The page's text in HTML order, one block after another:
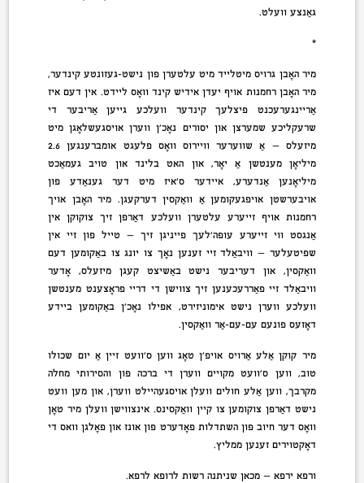
גאַנצע וועלט.
*
מיר האָבן גרויס מיטלייד מיט עלטערן פון נישט-געזונטע קינדער,
מיר האָבן רחמנות אויף יעדן אידיש קינד וואָס ליידט. אין דעם איז
אַריינגערעכנט פּיצלעך קינדער וועלכע גייען אַריבער די
שרעקליכע שמערצן און יסורים נאָכ’ן ווערן אויסגעשלאָגן מיט
מיזעלס — אַ שווערער וויירוס וואָס פלעגט אומברענגען 2.6
מיליאָן מענטשן אַ יאָר, און האט בלינד און טויב געמאַכט
מיליאָנען אַנדערע, איידער ס’איז מיט דער גענאַדע פון
אויבערשטן אויפגעקומען אַ וואַקסין דערקעגן. מיר האָבן אויך
רחמנות אויף זייערע עלטערן וועלכע דאַרפן זיך צוקוקן אין
אַנגסט ווי זייערע עופה’לעך פּייניגן זיך — טייל פון זיי אין
שפּיטעלער — וויבאַלד זיי זענען נאָך צו יונג צו באַקומען דעם
וואַקסין, און דעריבער נישט באַשיצט קעגן מיזעלס, אָדער
וויבאַלד זיי פאַררעכענען זיך צווישן די דריי פּראָצענט מענטשן
וועלכע ווערן נישט אימוניזירט, אפילו נאָכ’ן באַקומען ביידע
דאָזעס פונעם עם-עם-אַר וואַקסין.
מיר קוקן אַלע אַרויס אויפ’ן טאָג ווען ס’וועט זיין אַ יום שכולו
טוב, ווען ס’וועט מקויים ווערן די ברכה פון והסירותי מחלה
מקרבך, ווען אַלע חולים וועלן אויסגעהיילט ווערן, און מען וועט
נישט דאַרפן צוקומען צו קיין וואַקסינס. אינצווישן וועלן מיר טאָן
וואָס דער חיוב פון השתדלות פאָדערט פון אונז און פאָלגן וואס די
דאָקטוירים זענען ממליץ.
ורפּא ירפּא — מכאן שניתנה רשות לרופא לרפּא.